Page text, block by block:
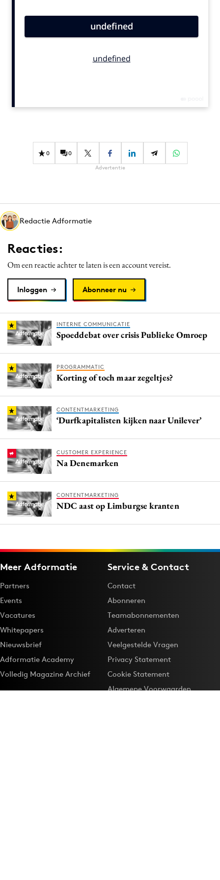
Carriere
Diversiteit
Interne communicatie
Martech
Media
Merkstrategie
PR
Purpose Marketing
Reputatie & crisis
0 0
Advertentie
Redactie Adformatie
Reacties:
Om een reactie achter te laten is een account vereist.
Inloggen Abonneer nu
INTERNE COMMUNICATIE
Spoeddebat over crisis Publieke Omroep
PROGRAMMATIC
Korting of toch maar zegeltjes?
CONTENTMARKETING
‘Durfkapitalisten kijken naar Unilever’
CUSTOMER EXPERIENCE
Na Denemarken
CONTENTMARKETING
NDC aast op Limburgse kranten
Meer Adformatie
Partners
Events
Vacatures
Whitepapers
Nieuwsbrief
Adformatie Academy
Volledig Magazine Archief
Service & Contact
Contact
Abonneren
Teamabonnementen
Adverteren
Veelgestelde Vragen
Privacy Statement
Cookie Statement
Algemene Voorwaarden